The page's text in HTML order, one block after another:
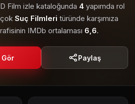
Film izle kataloğunda 4yapımda rol
çok Suç Filmleri türünde karşımıza
IMDb ortalaması 6,6.
Paylaş